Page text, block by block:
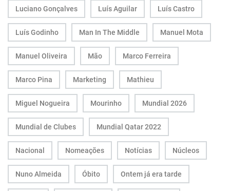
Luciano Gonçalves Luís Aguilar Luís Castro
Luís Godinho Man In The Middle Manuel Mota
Manuel Oliveira Mão Marco Ferreira
Marco Pina Marketing Mathieu
Miguel Nogueira Mourinho Mundial 2026
Mundial de Clubes Mundial Qatar 2022
Nacional Nomeações Notícias Núcleos
Nuno Almeida Óbito Ontem já era tarde